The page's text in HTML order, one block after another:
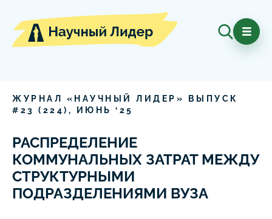
ЖУРНАЛ «НАУЧНЫЙ ЛИДЕР» ВЫПУСК
# 23 ( 224), ИЮНЬ ‘ 25
РАСПРЕДЕЛЕНИЕ
КОММУНАЛЬНЫХ ЗАТРАТ МЕЖДУ
СТРУКТУРНЫМИ
ПОДРАЗДЕЛЕНИЯМИ ВУЗА